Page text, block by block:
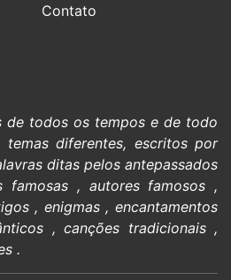
Contato
de todos os tempos e de todo
diferentes, escritos por
ditas pelos antepassados
famosas , autores famosos ,
, enigmas,encantamentos
,canções tradicionais,
.